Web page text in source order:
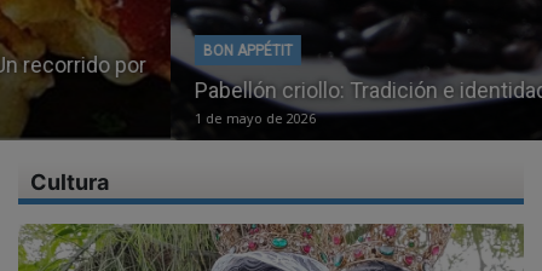
BON APPÉTIT
Pabellón criollo: Tradición e identidad venezolana
Cultura